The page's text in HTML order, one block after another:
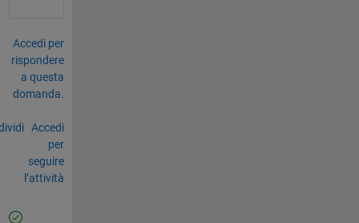
Accedi per
rispondere
a questa
domanda.
Accedi
per
seguire
l’attività